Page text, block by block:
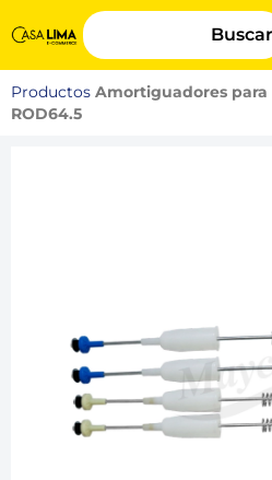
Buscar
Productos Amortiguadores para
ROD64.5